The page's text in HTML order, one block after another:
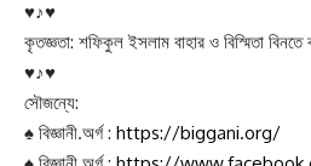
♥♪♥
কৃতজ্ঞতা: শফিকুল ইসলাম বাহার ও বিস্মিতা বিনতে
♥♪♥
সৌজন্যে:
♠ বিজ্ঞানী.অর্গ : https://biggani.org/